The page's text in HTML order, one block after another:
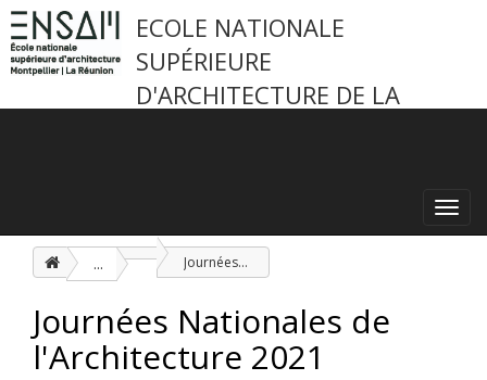
ECOLE NATIONALE
SUPÉRIEURE
D'ARCHITECTURE DE LA
...
Journées Nationales de l'Architecture 2021
Journées Nationales de
l'Architecture 2021